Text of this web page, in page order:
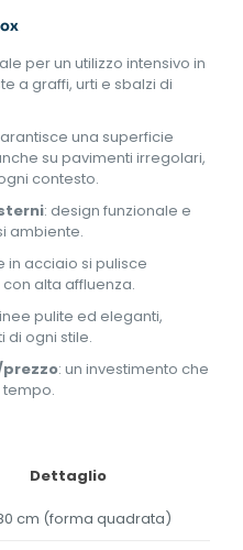
per un utilizzo intensivo in
a graffi, urti e sbalzi di
una superficie
su pavimenti irregolari,
contesto.
: design funzionale e
ambiente.
in acciaio si pulisce
alta affluenza.
pulite ed eleganti,
di ogni stile.
: un investimento che
Dettaglio
cm (forma quadrata)